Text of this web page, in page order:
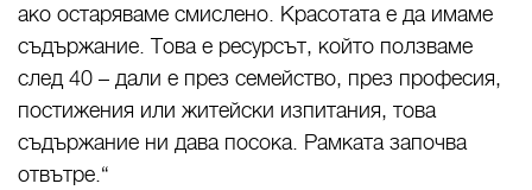
ако остаряваме смислено. Красотата е да имаме
съдържание. Това е ресурсът, който ползваме
след 40 – дали е през семейство, през професия,
постижения или житейски изпитания, това
съдържание ни дава посока. Рамката започва
отвътре.“